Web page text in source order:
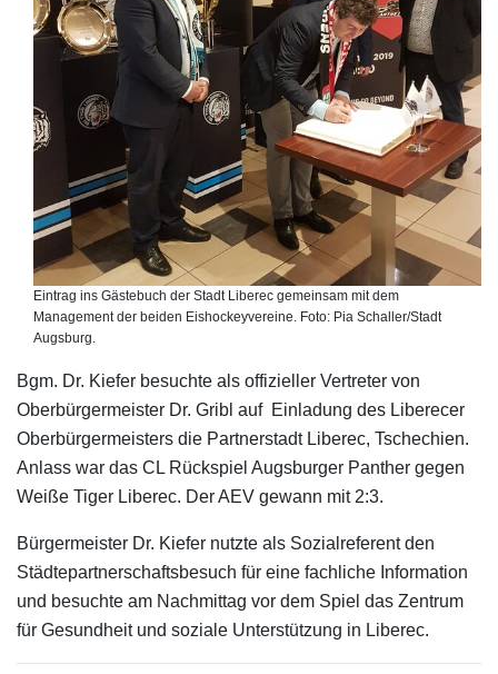
Eintrag ins Gästebuch der Stadt Liberec gemeinsam mit dem
Management der beiden Eishockeyvereine. Foto: Pia Schaller/Stadt
Augsburg.
Bgm. Dr. Kiefer besuchte als offizieller Vertreter von
Oberbürgermeister Dr. Gribl auf Einladung des Liberecer
Oberbürgermeisters die Partnerstadt Liberec, Tschechien.
Anlass war das CL Rückspiel Augsburger Panther gegen
Weiße Tiger Liberec. Der AEV gewann mit 2:3.
Bürgermeister Dr. Kiefer nutzte als Sozialreferent den
Städtepartnerschaftsbesuch für eine fachliche Information
und besuchte am Nachmittag vor dem Spiel das Zentrum
für Gesundheit und soziale Unterstützung in Liberec.